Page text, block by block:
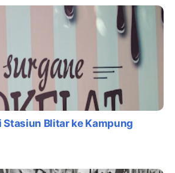
Blitar ke Kampung